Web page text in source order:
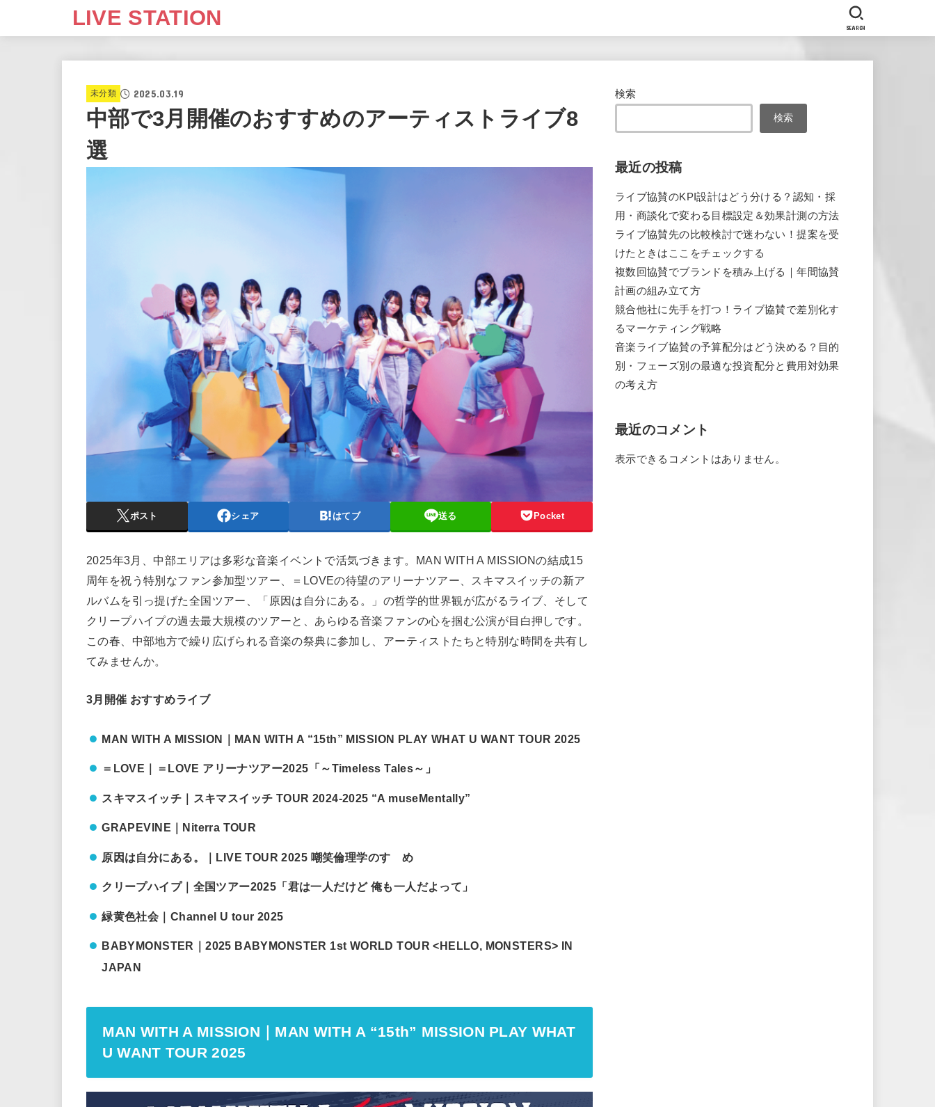
LIVE STATION SEARCH
未分類 2025.03.19
中部で3月開催のおすすめのアーティストライブ8
選
ポスト シェア はてブ 送る Pocket
2025年3月、中部エリアは多彩な音楽イベントで活気づきます。MAN WITH A MISSIONの結成15
周年を祝う特別なファン参加型ツアー、＝LOVEの待望のアリーナツアー、スキマスイッチの新ア
ルバムを引っ提げた全国ツアー、「原因は自分にある。」の哲学的世界観が広がるライブ、そして
クリープハイプの過去最大規模のツアーと、あらゆる音楽ファンの心を掴む公演が目白押しです。
この春、中部地方で繰り広げられる音楽の祭典に参加し、アーティストたちと特別な時間を共有し
てみませんか。
3月開催 おすすめライブ
MAN WITH A MISSION｜MAN WITH A “15th” MISSION PLAY WHAT U WANT TOUR 2025
＝LOVE｜＝LOVE アリーナツアー2025「～Timeless Tales～」
スキマスイッチ｜スキマスイッチ TOUR 2024-2025 “A museMentally”
GRAPEVINE｜Niterra TOUR
原因は自分にある。｜LIVE TOUR 2025 嘲笑倫理学のすゝめ
クリープハイプ｜全国ツアー2025「君は一人だけど 俺も一人だよって」
緑黄色社会｜Channel U tour 2025
BABYMONSTER｜2025 BABYMONSTER 1st WORLD TOUR <HELLO, MONSTERS> IN
JAPAN
MAN WITH A MISSION｜MAN WITH A “15th” MISSION PLAY WHAT
U WANT TOUR 2025
検索
検索
最近の投稿
ライブ協賛のKPI設計はどう分ける？認知・採
用・商談化で変わる目標設定＆効果計測の方法
ライブ協賛先の比較検討で迷わない！提案を受
けたときはここをチェックする
複数回協賛でブランドを積み上げる｜年間協賛
計画の組み立て方
競合他社に先手を打つ！ライブ協賛で差別化す
るマーケティング戦略
音楽ライブ協賛の予算配分はどう決める？目的
別・フェーズ別の最適な投資配分と費用対効果
の考え方
最近のコメント
表示できるコメントはありません。